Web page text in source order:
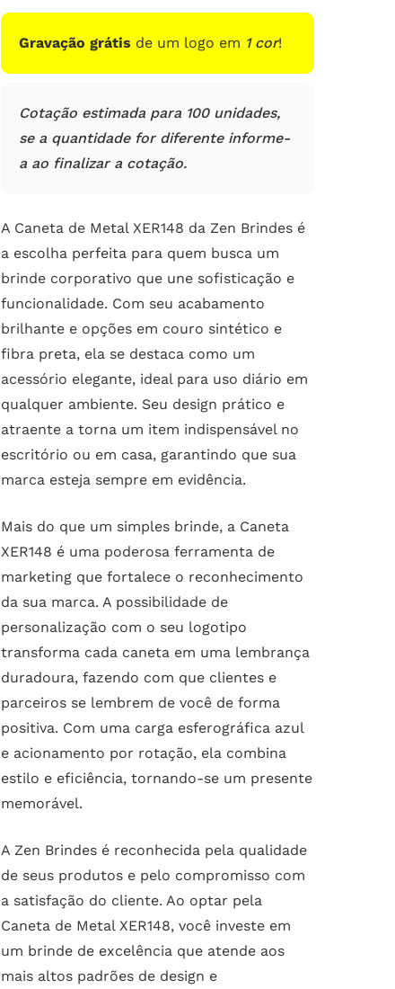
clientes
Gravação grátis de um logo em 1 cor!
Cotação estimada para 100 unidades,
se a quantidade for diferente informe-
a ao finalizar a cotação.
A Caneta de Metal XER148 da Zen Brindes é
a escolha perfeita para quem busca um
brinde corporativo que une sofisticação e
funcionalidade. Com seu acabamento
brilhante e opções em couro sintético e
fibra preta, ela se destaca como um
acessório elegante, ideal para uso diário em
qualquer ambiente. Seu design prático e
atraente a torna um item indispensável no
escritório ou em casa, garantindo que sua
marca esteja sempre em evidência.
Mais do que um simples brinde, a Caneta
XER148 é uma poderosa ferramenta de
marketing que fortalece o reconhecimento
da sua marca. A possibilidade de
personalização com o seu logotipo
transforma cada caneta em uma lembrança
duradoura, fazendo com que clientes e
parceiros se lembrem de você de forma
positiva. Com uma carga esferográfica azul
e acionamento por rotação, ela combina
estilo e eficiência, tornando-se um presente
memorável.
A Zen Brindes é reconhecida pela qualidade
de seus produtos e pelo compromisso com
a satisfação do cliente. Ao optar pela
Caneta de Metal XER148, você investe em
um brinde de excelência que atende aos
mais altos padrões de design e